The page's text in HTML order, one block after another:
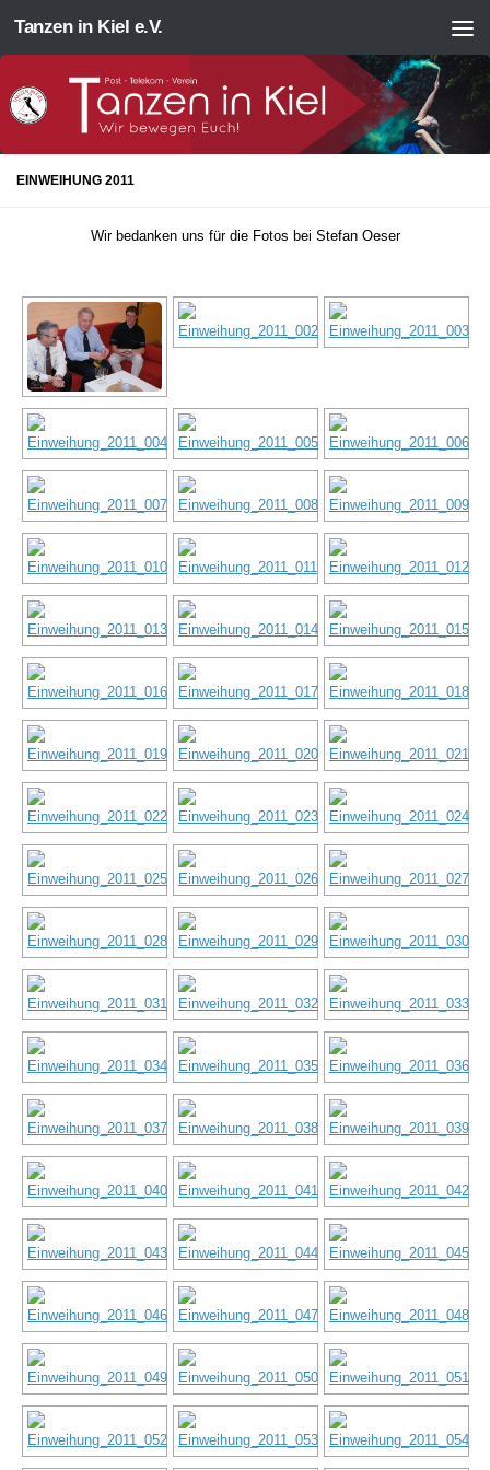
Zum Inhalt springen
Tanzen in Kiel e.V.
EINWEIHUNG 2011
Wir bedanken uns für die Fotos bei Stefan Oeser